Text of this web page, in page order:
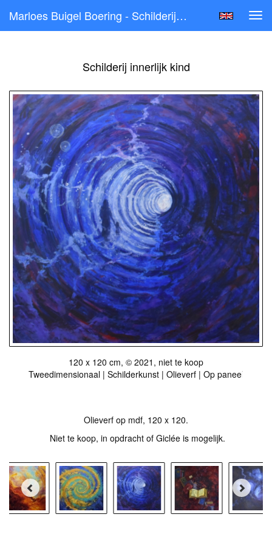
Marloes Buigel Boering - Schilderij Innerlijk Kind
Schilderij innerlijk kind
120 x 120 cm, © 2021, niet te koop
Tweedimensionaal | Schilderkunst | Olieverf | Op paneel
Olieverf op mdf, 120 x 120.
Niet te koop, in opdracht of Giclée is mogelijk.